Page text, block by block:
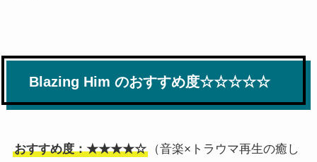
Blazing Him のおすすめ度☆☆☆☆☆
おすすめ度：★★★★☆（音楽×トラウマ再生の癒し